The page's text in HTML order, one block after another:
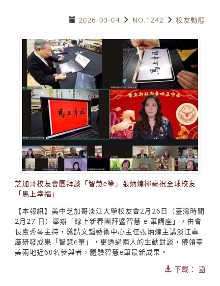
2026-03-04 NO.1242 校友動態
芝加哥校友會團拜談「智慧e筆」張炳煌揮毫祝全球校友
「馬上幸福」
【本報訊】美中芝加哥淡江大學校友會2月26日（臺灣時間
2月27 日）舉辦「線上新春團拜暨智慧 e 筆講座」，由會
長盧秀琴主持，邀請文錙藝術中心主任張炳煌主講淡江專
屬研發成果「智慧e筆」，更透過兩人的生動對談，帶領臺
美兩地近60名參與者，體驗智慧e筆最新成果。
下載：